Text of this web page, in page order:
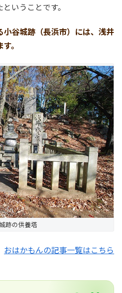
いうことです。
小谷城跡（長浜市）には、浅井
。
跡の供養塔
おはかもんの記事一覧はこちら